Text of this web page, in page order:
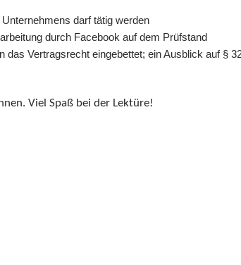
darf tätig werden
durch Facebook auf dem Prüfstand
Vertragsrecht eingebettet; ein Ausblick auf §
Viel Spaß bei der Lektüre!